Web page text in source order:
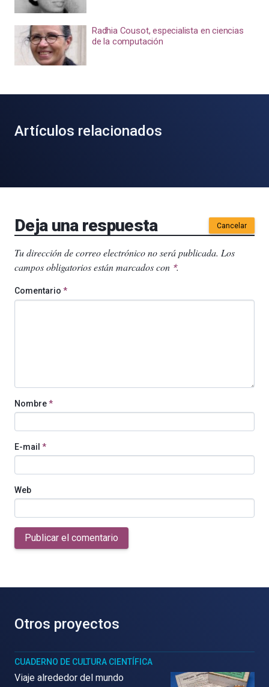
Radhia Cousot, especialista en ciencias
de la computación
Artículos relacionados
Deja una respuesta Cancelar
Tu dirección de correo electrónico no será publicada. Los
campos obligatorios están marcados con *.
Comentario *
Nombre*
E-mail *
Web
Publicar el comentario
Otros proyectos
CUADERNO DE CULTURA CIENTÍFICA
Viaje alrededor del mundo